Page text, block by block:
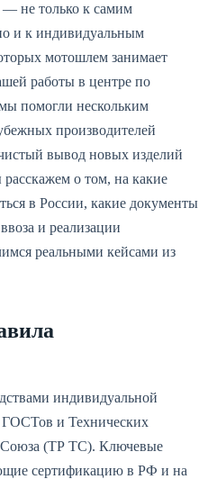
— не только к самим
и к индивидуальным
мотошлем занимает
работы в центре по
помогли нескольким
производителей
вывод новых изделий
о том, на какие
в России, какие документы
и реализации
реальными кейсами из
индивидуальной
и Технических
Союза (ТР ТС). Ключевые
сертификацию в РФ и на